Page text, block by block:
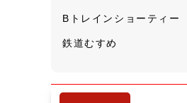
Bトレインショーティー
鉄道むすめ